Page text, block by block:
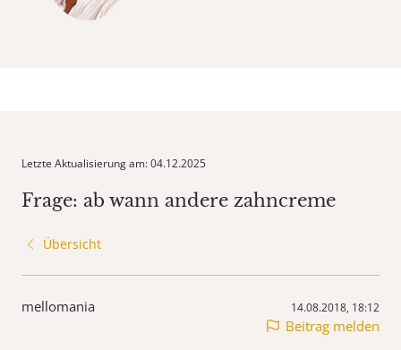
Letzte Aktualisierung am: 04.12.2025
Frage: ab wann andere zahncreme
Übersicht
mellomania 14.08.2018, 18:12
Beitrag melden